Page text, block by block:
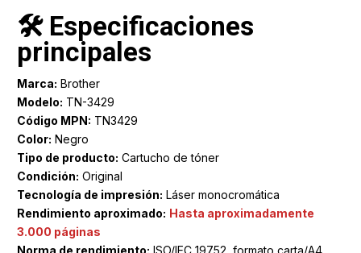
🛠️ Especificaciones
principales
Marca: Brother
Modelo: TN-3429
Código MPN: TN3429
Color: Negro
Tipo de producto: Cartucho de tóner
Condición: Original
Tecnología de impresión: Láser monocromática
Rendimiento aproximado: Hasta aproximadamente
3.000 páginas
Norma de rendimiento: ISO/IEC 19752, formato carta/A4